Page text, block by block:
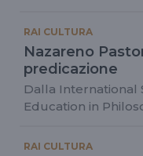
RAI CULTURA
Nazareno
predicazione
Dalla International
Education in
RAI CULTURA